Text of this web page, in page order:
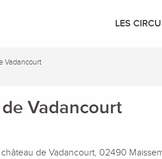
LES
Vadancourt
Vadancourt
de Vadancourt, 02490